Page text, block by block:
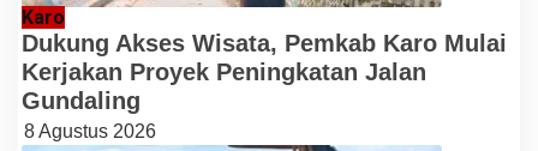
Karo
Dukung Akses Wisata, Pemkab Karo Mulai
Kerjakan Proyek Peningkatan Jalan
Gundaling
8 Agustus 2026